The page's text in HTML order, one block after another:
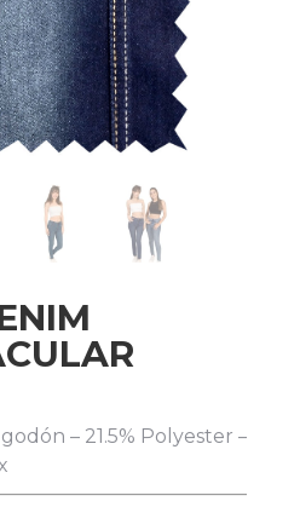
– 21.5% Polyester – 2%